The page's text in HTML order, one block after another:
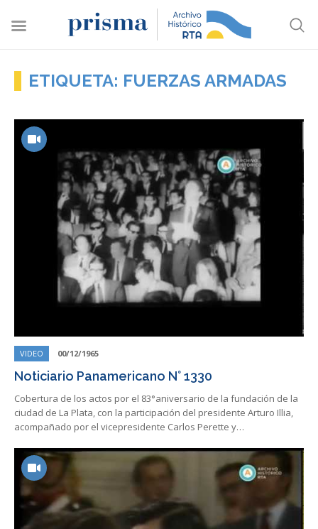
ETIQUETA: FUERZAS ARMADAS
VIDEO 00/12/1965
Noticiario Panamericano N° 1330
Cobertura de los actos por el 83°aniversario de la fundación de la
ciudad de La Plata, con la participación del presidente Arturo Illia,
acompañado por el vicepresidente Carlos Perette y…